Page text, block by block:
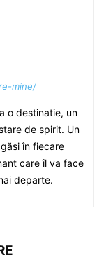
mine/
o destinatie, un
de spirit. Un
în fiecare
care îl va face
departe.